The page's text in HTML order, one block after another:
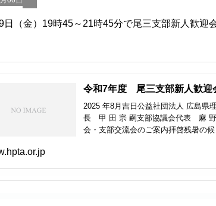
日（金）19時45～21時45分で尾三支部新人歓迎
令和7年度 尾三支部新人歓迎
2025 年8月吉日公益社団法人 広島県
長 甲 田 宗 嗣支部協議会代表 麻 野
会・支部交流会のご案内拝啓残暑の候